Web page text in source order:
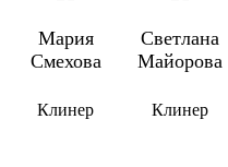
Мария
Смехова
Клинер
Светлана
Майорова
Клинер